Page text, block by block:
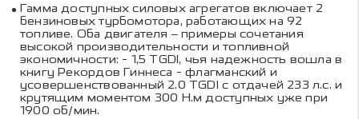
Гамма доступных силовых агрегатов включает 2
бензиновых турбомотора, работающих на 92
топливе. Оба двигателя – примеры сочетания
высокой производительности и топливной
экономичности: - 1,5 TGDI, чья надежность вошла в
книгу Рекордов Гиннеса - флагманский и
усовершенствованный 2.0 TGDI с отдачей 233 л.с. и
крутящим моментом 300 Н.м доступных уже при
1900 об/мин.